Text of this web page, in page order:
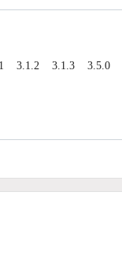
3.1.2 3.1.3 3.5.0